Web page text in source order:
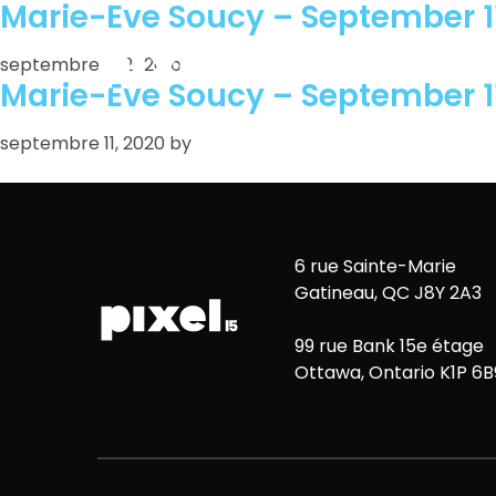
Marie-Eve Soucy – September
septembre 11, 2020 by
Marie-Eve Soucy – September
septembre 11, 2020 by
6 rue Sainte-Marie
Gatineau, QC J8Y 2A3
99 rue Bank 15e étage
Ottawa, Ontario K1P